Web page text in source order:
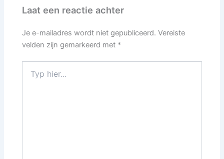
Laat een reactie achter
Je e-mailadres wordt niet gepubliceerd. Vereiste
velden zijn gemarkeerd met *
hier...